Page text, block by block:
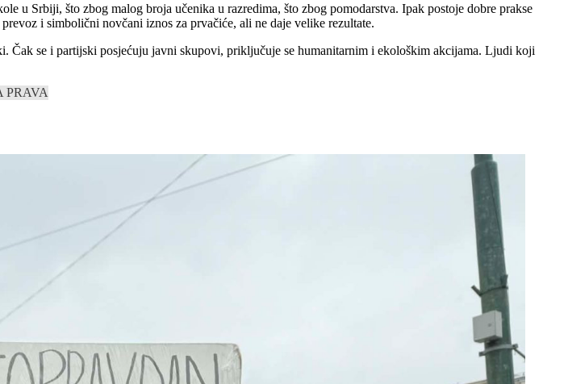
u Srbiji, što zbog malog broja učenika u razredima, što zbog pomodarstva. Ipak postoje dobre prakse
i simbolični novčani iznos za prvačiće, ali ne daje velike rezultate.
se i partijski posjećuju javni skupovi, priključuje se humanitarnim i ekološkim akcijama. Ljudi koji
PRAVA